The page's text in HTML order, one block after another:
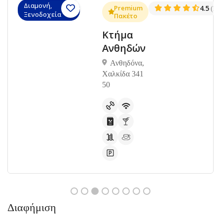
(1381)
Διαμονή,
Ξενοδοχεία
Premium
Πακέτο
Κτήμα
Ανθηδών
Ανθηδόνα,
Χαλκίδα 341
50
4.5
Διαφήμιση